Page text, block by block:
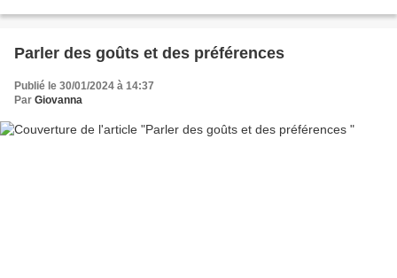
Parler des goûts et des préférences
Publié le 30/01/2024 à 14:37
Par Giovanna